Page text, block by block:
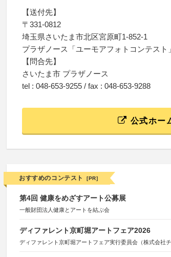
【送付先】
〒331-0812
埼玉県さいたま市北区宮原町1-852-1
プラザノース「ユーモアフォトコンテスト
【問合先】
さいたま市 プラザノース
tel : 048-653-9255 / fax : 048-653-9288
公式ホー
おすすめのコンテスト [PR]
第4回 健康をめざすアート公募展
一般財団法人健康とアートを結ぶ会
ディファレント京町堀アートフェア2026
ディファレント京町堀アートフェア実行委員会（株式会社チ